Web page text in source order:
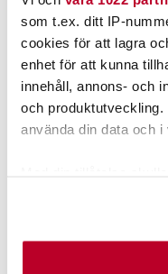
som t.ex. ditt IP-
cookies för att lagra
enhet för att kunna
innehåll, annons- och
och
använda din data och i
Identifiera din
specifika
FINNS I LAGER.
LÄS MER
ANDRA TITTADE